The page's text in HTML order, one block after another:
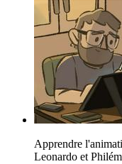
Apprendre
Leonardo et